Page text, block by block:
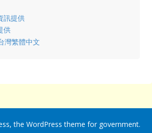
訊提供
供
灣繁體中文
, the WordPress theme for government.